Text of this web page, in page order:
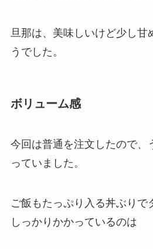
旦那は、美味しいけど少し甘
うでした。
ボリューム感
今回は普通を注文したので、
っていました。
ご飯もたっぷり入る丼ぶりで
しっかりかかっているのは